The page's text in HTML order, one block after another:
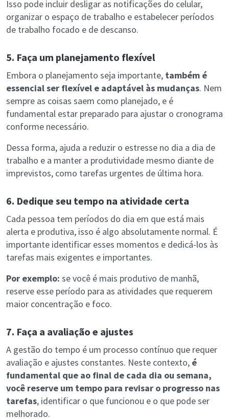
Isso pode incluir desligar as notificações do celular,
organizar o espaço de trabalho e estabelecer períodos
de trabalho focado e de descanso.
5. Faça um planejamento flexível
Embora o planejamento seja importante, também é
essencial ser flexível e adaptável às mudanças. Nem
sempre as coisas saem como planejado, e é
fundamental estar preparado para ajustar o cronograma
conforme necessário.
Dessa forma, ajuda a reduzir o estresse no dia a dia de
trabalho e a manter a produtividade mesmo diante de
imprevistos, como tarefas urgentes de última hora.
6. Dedique seu tempo na atividade certa
Cada pessoa tem períodos do dia em que está mais
alerta e produtiva, isso é algo absolutamente normal. É
importante identificar esses momentos e dedicá-los às
tarefas mais exigentes e importantes.
Por exemplo: se você é mais produtivo de manhã,
reserve esse período para as atividades que requerem
maior concentração e foco.
7. Faça a avaliação e ajustes
A gestão do tempo é um processo contínuo que requer
avaliação e ajustes constantes. Neste contexto, é
fundamental que ao final de cada dia ou semana,
você reserve um tempo para revisar o progresso nas
tarefas, identificar o que funcionou e o que pode ser
melhorado.